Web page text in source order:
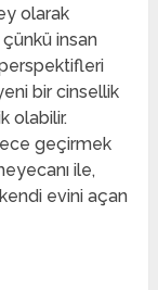
olarak
insan
bir cinsellik
olabilir.
geçirmek
ile,
evini açan